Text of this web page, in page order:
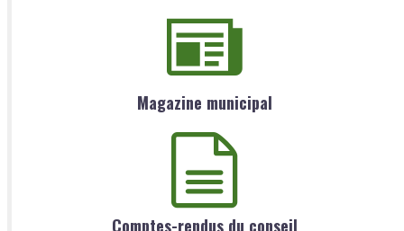
Magazine municipal
Comptes-rendus du conseil